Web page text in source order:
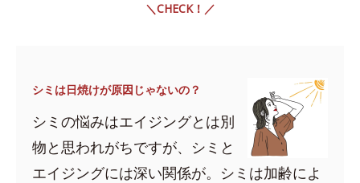
＼CHECK！／
シミは日焼けが原因じゃないの？
シミの悩みはエイジングとは別
物と思われがちですが、シミと
エイジングには深い関係が。シミは加齢によ